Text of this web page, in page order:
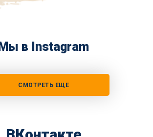
Мы в Instagram
СМОТРЕТЬ ЕЩЕ